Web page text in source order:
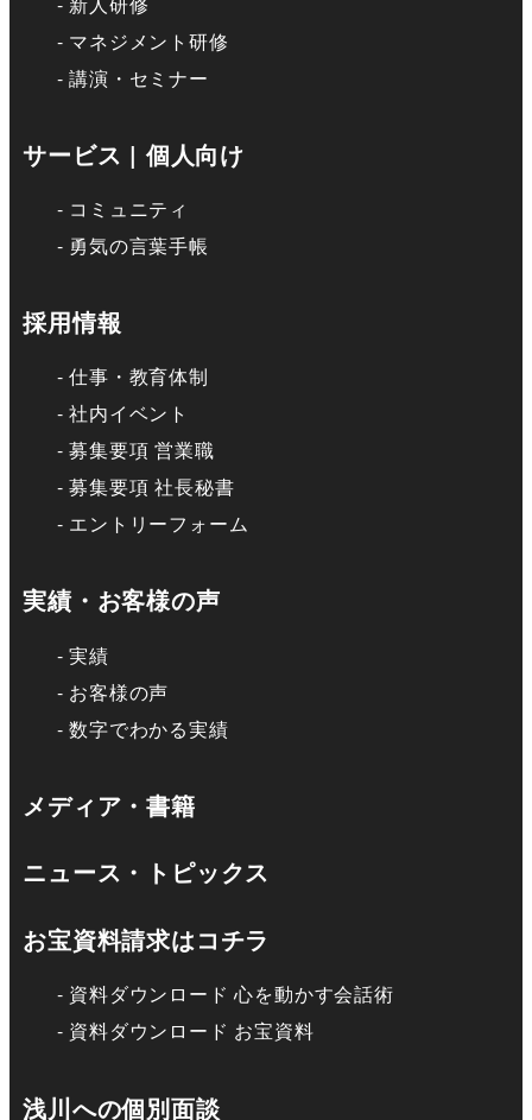
マネジメント研修
講演・セミナー
サービス | 個人向け
コミュニティ
勇気の言葉手帳
採用情報
仕事・教育体制
社内イベント
募集要項 営業職
募集要項 社長秘書
エントリーフォーム
実績・お客様の声
実績
お客様の声
数字でわかる実績
メディア・書籍
ニュース・トピックス
お宝資料請求はコチラ
資料ダウンロード 心を動かす会話術
資料ダウンロード お宝資料
浅川への個別面談